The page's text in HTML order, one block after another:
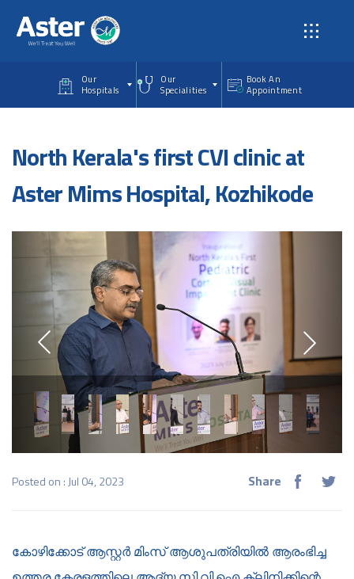
Our
Hospitals
Our
Specialities
Book An
Appointment
North Kerala's first CVI clinic at
Aster Mims Hospital, Kozhikode
Posted on : Jul 04, 2023 Share
കോഴിക്കോട് ആസ്റ്റർ മിംസ് ആശുപത്രിയിൽ ആരംഭിച്ച